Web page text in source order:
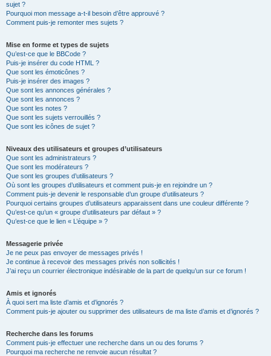
sujet ?
Pourquoi mon message a-t-il besoin d’être approuvé ?
Comment puis-je remonter mes sujets ?
Mise en forme et types de sujets
Qu’est-ce que le BBCode ?
Puis-je insérer du code HTML ?
Que sont les émoticônes ?
Puis-je insérer des images ?
Que sont les annonces générales ?
Que sont les annonces ?
Que sont les notes ?
Que sont les sujets verrouillés ?
Que sont les icônes de sujet ?
Niveaux des utilisateurs et groupes d’utilisateurs
Que sont les administrateurs ?
Que sont les modérateurs ?
Que sont les groupes d’utilisateurs ?
Où sont les groupes d’utilisateurs et comment puis-je en rejoindre un ?
Comment puis-je devenir le responsable d’un groupe d’utilisateurs ?
Pourquoi certains groupes d’utilisateurs apparaissent dans une couleur différente ?
Qu’est-ce qu’un « groupe d’utilisateurs par défaut » ?
Qu’est-ce que le lien « L’équipe » ?
Messagerie privée
Je ne peux pas envoyer de messages privés !
Je continue à recevoir des messages privés non sollicités !
J’ai reçu un courrier électronique indésirable de la part de quelqu’un sur ce forum !
Amis et ignorés
À quoi sert ma liste d’amis et d’ignorés ?
Comment puis-je ajouter ou supprimer des utilisateurs de ma liste d’amis et d’ignorés ?
Recherche dans les forums
Comment puis-je effectuer une recherche dans un ou des forums ?
Pourquoi ma recherche ne renvoie aucun résultat ?